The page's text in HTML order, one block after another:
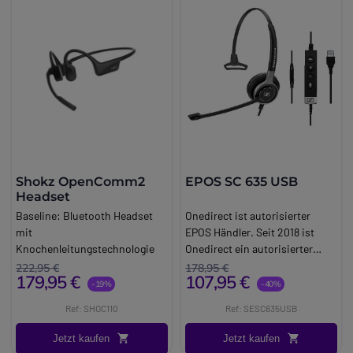
Shokz OpenComm2
Headset
Baseline: Bluetooth Headset
mit
Knochenleitungstechnologie
und Noise-Canceling Boom Mic
Brand:Shokz
Shokz OpenComm2 Headset
Das Shokz openComm2 ist ein
beeindruckendes schnurloses
222,95 €
179,95 € -19%
Ref: SHOC110
Jetzt kaufen
EPOS SC 635 USB
Onedirect ist autorisierter
EPOS Händler. Seit 2018 ist
Onedirect ein autorisierter
EPOS Händler.
178,95 €
107,95 € -40%
Ref: SESC635USB
Jetzt kaufen